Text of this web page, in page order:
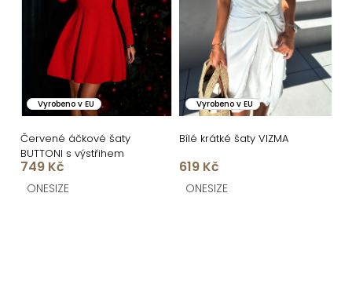
Vyrobeno v EU
Červené áčkové šaty
BUTTONI s výstřihem
749 Kč
ONESIZE
Vyrobeno v EU
Bílé krátké šaty VIZMA
619 Kč
ONESIZE